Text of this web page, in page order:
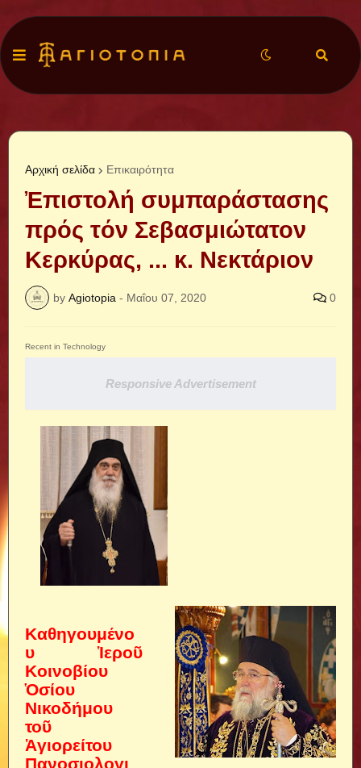
Αρχική σελίδα Επικαιρότητα
Ἐπιστολή συμπαράστασης
πρός τόν Σεβασμιώτατον
Κερκύρας, ... κ. Νεκτάριον
by Agiotopia - Μαΐου 07, 2020 0
Recent in Technology
Responsive Advertisement
Καθηγουμένο
υ Ἱεροῦ
Κοινοβίου
Ὁσίου
Νικοδήμου
τοῦ
Ἁγιορείτου
Πανοσιολογι